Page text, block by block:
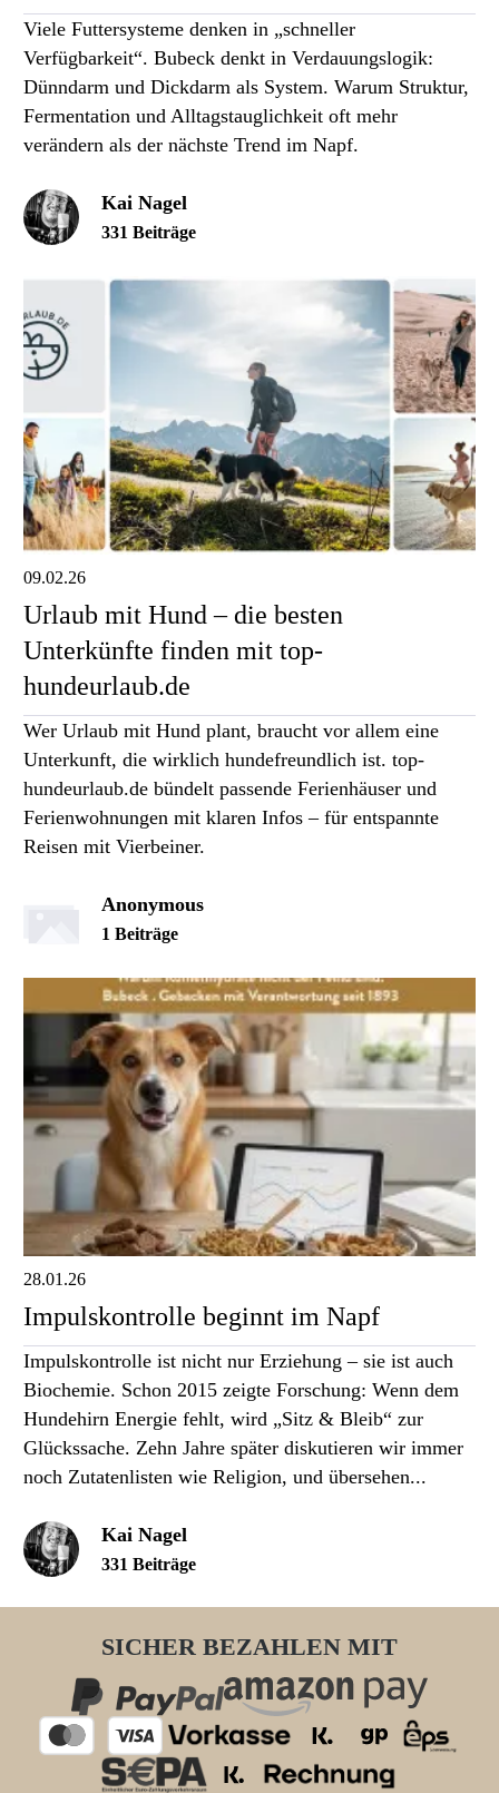
Viele Futtersysteme denken in „schneller
Verfügbarkeit“. Bubeck denkt in Verdauungslogik:
Dünndarm und Dickdarm als System. Warum Struktur,
Fermentation und Alltagstauglichkeit oft mehr
verändern als der nächste Trend im Napf.
Kai Nagel
331 Beiträge
09.02.26
Urlaub mit Hund – die besten
Unterkünfte finden mit top-
hundeurlaub.de
Wer Urlaub mit Hund plant, braucht vor allem eine
Unterkunft, die wirklich hundefreundlich ist. top-
hundeurlaub.de bündelt passende Ferienhäuser und
Ferienwohnungen mit klaren Infos – für entspannte
Reisen mit Vierbeiner.
Anonymous
1 Beiträge
28.01.26
Impulskontrolle beginnt im Napf
Impulskontrolle ist nicht nur Erziehung – sie ist auch
Biochemie. Schon 2015 zeigte Forschung: Wenn dem
Hundehirn Energie fehlt, wird „Sitz & Bleib“ zur
Glückssache. Zehn Jahre später diskutieren wir immer
noch Zutatenlisten wie Religion, und übersehen...
Kai Nagel
331 Beiträge
SICHER BEZAHLEN MIT